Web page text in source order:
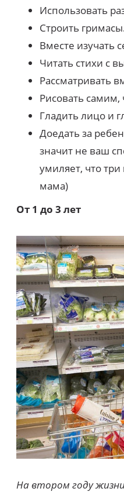
Использовать
Строить
Вместе изучать
Читать стихи с
Рассматривать
Рисовать
Гладить лицо и
Доедать за
значит не ваш
умиляет, что
мама)
От 1 до 3 лет
На втором году